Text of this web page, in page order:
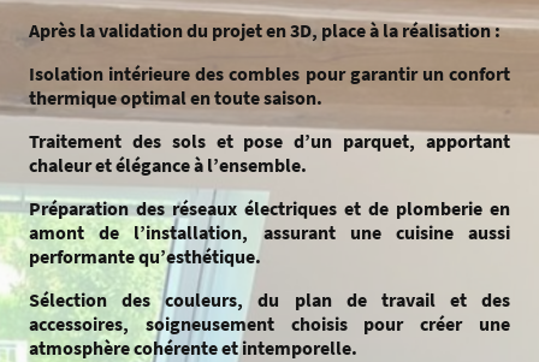
Après la validation du projet en 3D, place à la réalisation :
Isolation intérieure des combles pour garantir un confort
thermique optimal en toute saison.
Traitement des sols et pose d’un parquet, apportant
chaleur et élégance à l’ensemble.
Préparation des réseaux électriques et de plomberie en
amont de l’installation, assurant une cuisine aussi
performante qu’esthétique.
Sélection des couleurs, du plan de travail et des
accessoires, soigneusement choisis pour créer une
atmosphère cohérente et intemporelle.